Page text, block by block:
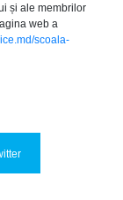
și ale membrilor
web a
scoala-